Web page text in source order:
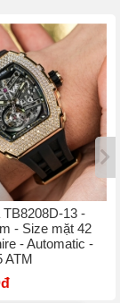
13 -
- Size mặt 42
- Automatic -
ATM